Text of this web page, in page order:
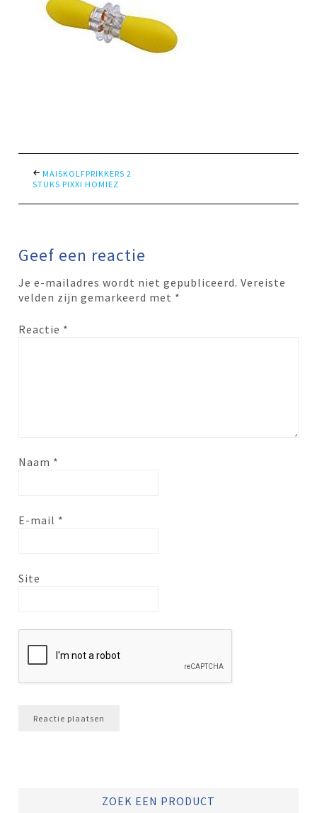
MAISKOLFPRIKKERS 2
STUKS PIXXI HOMIEZ
Geef een reactie
Je e-mailadres wordt niet gepubliceerd. Vereiste
velden zijn gemarkeerd met *
Reactie *
Naam *
E-mail *
Site
ZOEK EEN PRODUCT